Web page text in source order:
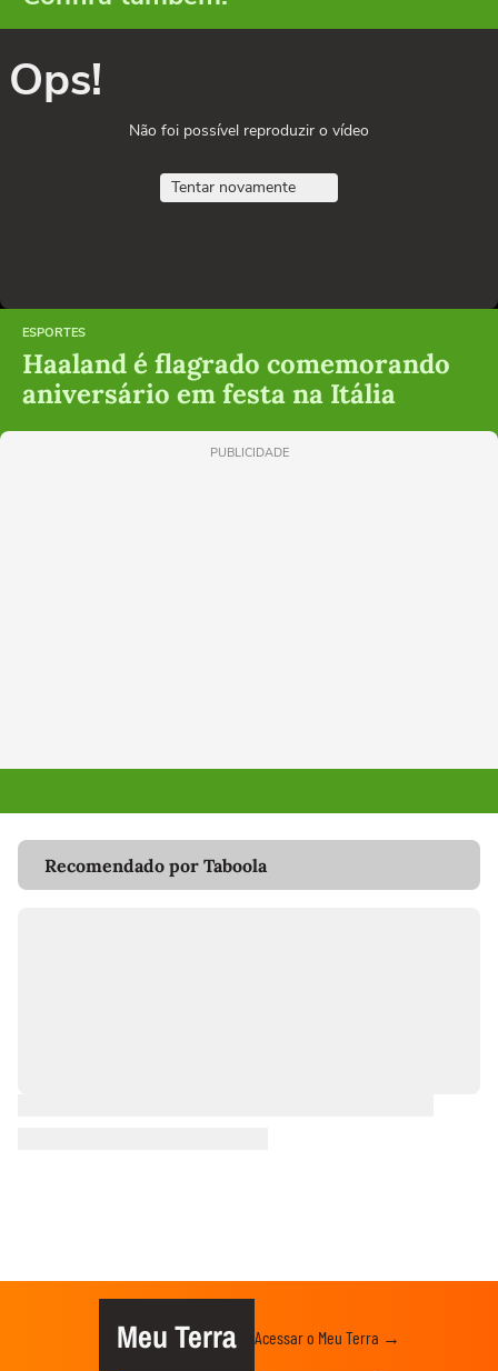
Ops!
Não foi possível reproduzir o vídeo
Tentar novamente
ESPORTES
Haaland é flagrado comemorando
aniversário em festa na Itália
PUBLICIDADE
Recomendado por Taboola
Meu Terra Acessar o Meu Terra →